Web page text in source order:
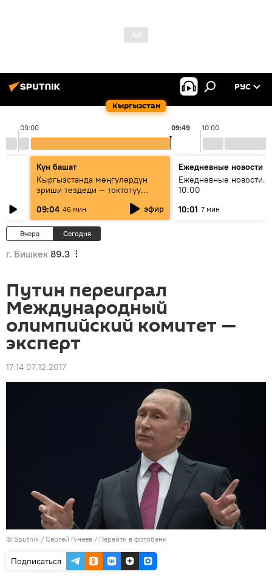
Кыргызстан
РУС
09:00 10:00
09:49
Күн башат
Кыргызстанда мөңгүлөрдүн
эриши тездеди — токтотуу
09:04 46 мин эфир
Ежедневные новости
Ежедневные новости.
10:00
10:01 7 мин
Вчера Сегодня
г. Бишкек 89.3
Путин переиграл
Международный
олимпийский комитет —
эксперт
17:14 07.12.2017
© Sputnik / Сергей Гунеев / Перейти в фотобанк
Подписаться